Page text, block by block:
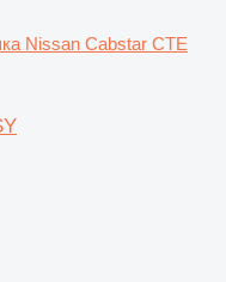
Nissan Cabstar CTE